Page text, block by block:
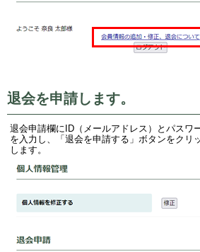
退会を申請します。
退会申請欄にID（メールアドレス）とパスワ
を入力し、「退会を申請する」ボタンをクリ
します。